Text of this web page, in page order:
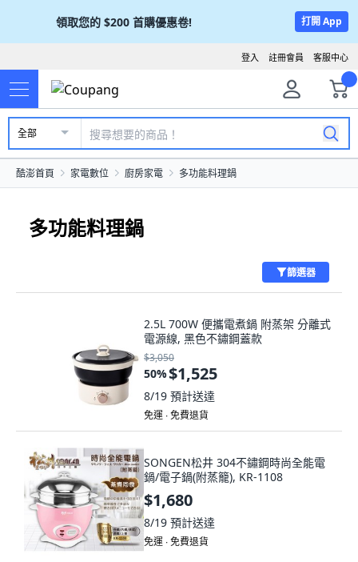
領取您的 $200 首購優惠卷! 打開 App
客服中心
註冊會員
登入
全部
酷澎首頁 家電數位 廚房家電 多功能料理鍋
多功能料理鍋
篩選器
2.5L 700W 便攜電煮鍋 附蒸架 分離式
電源線, 黑色不鏽鋼蓋款
$3,050
50%$1,525
8/19 預計送達
免運 ∙ 免費退貨
SONGEN松井 304不鏽鋼時尚全能電
鍋/電子鍋(附蒸籠), KR-1108
$1,680
8/19 預計送達
免運 ∙ 免費退貨